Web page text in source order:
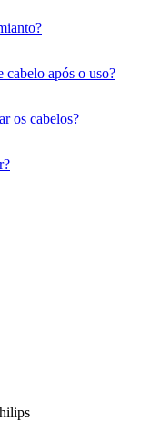
cabelo após o uso?
os cabelos?